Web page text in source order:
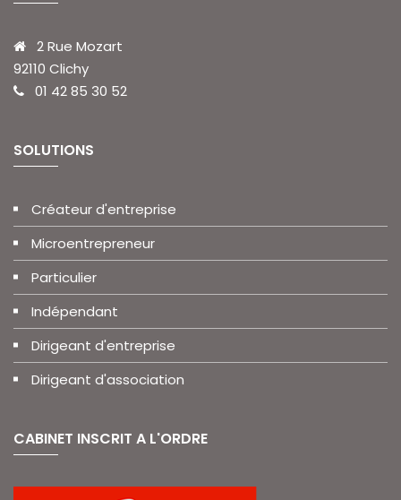
2 Rue Mozart
92110 Clichy
01 42 85 30 52
SOLUTIONS
Créateur d'entreprise
Microentrepreneur
Particulier
Indépendant
Dirigeant d'entreprise
Dirigeant d'association
CABINET INSCRIT A L'ORDRE